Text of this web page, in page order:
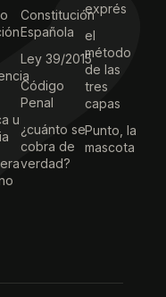
u
Constitución
Española
Ley 39/2015
Código
Penal
¿cuánto se
cobra de
verdad?
exprés
el
método
de las
tres
capas
Punto, la
mascota